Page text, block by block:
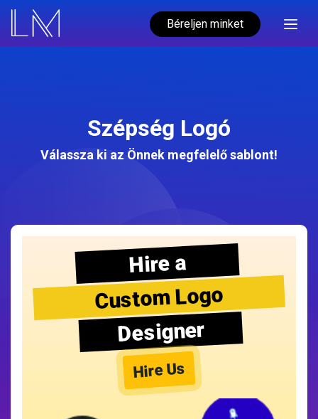
Béreljen minket
Szépség Logó
Válassza ki az Önnek megfelelő sablont!
Hire a
Custom Logo
Designer
Hire Us